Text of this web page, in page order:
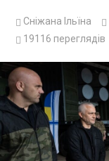
Сніжана Ільїна
19116 переглядів